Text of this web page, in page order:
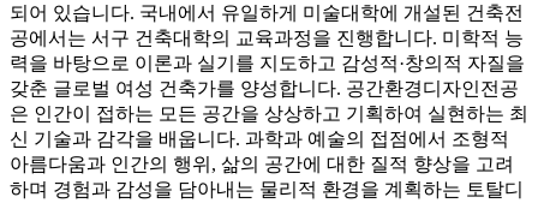
되어 있습니다. 국내에서 유일하게 미술대학에 개설된 건축전
공에서는 서구 건축대학의 교육과정을 진행합니다. 미학적 능
력을 바탕으로 이론과 실기를 지도하고 감성적·창의적 자질을
갖춘 글로벌 여성 건축가를 양성합니다. 공간환경디자인전공
은 인간이 접하는 모든 공간을 상상하고 기획하여 실현하는 최
신 기술과 감각을 배웁니다. 과학과 예술의 접점에서 조형적
아름다움과 인간의 행위, 삶의 공간에 대한 질적 향상을 고려
하며 경험과 감성을 담아내는 물리적 환경을 계획하는 토탈디